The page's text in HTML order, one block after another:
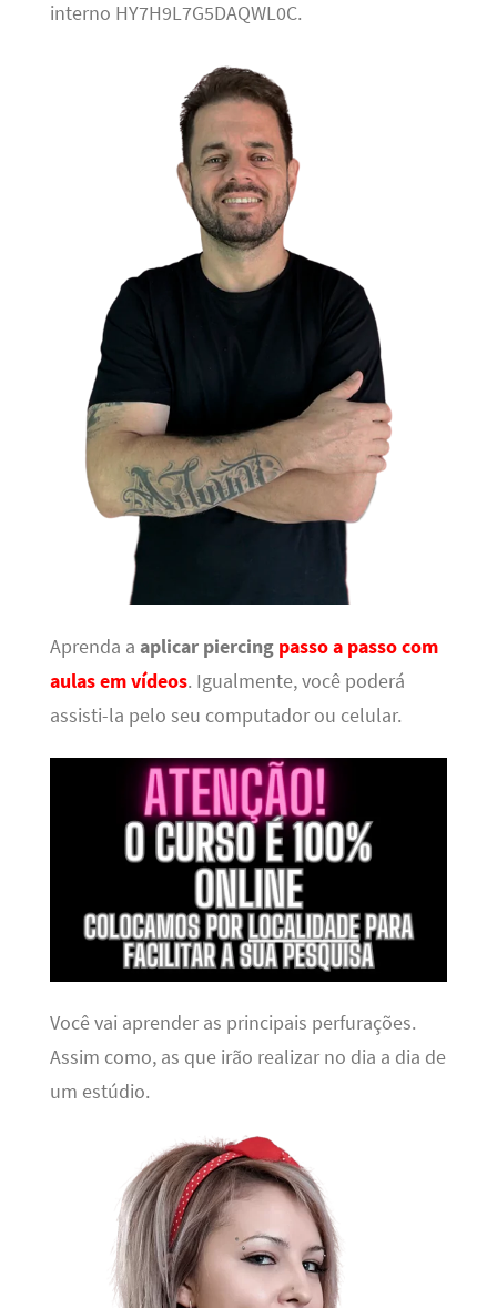
interno HY7H9L7G5DAQWL0C.
Aprenda a aplicar piercing passo a passo com
aulas em vídeos. Igualmente, você poderá
assisti-la pelo seu computador ou celular.
Você vai aprender as principais perfurações.
Assim como, as que irão realizar no dia a dia de
um estúdio.